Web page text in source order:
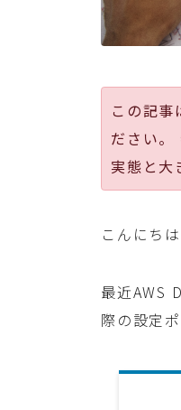
この記
ださい。
実態と大
こんにち
最近AWS
際の設定